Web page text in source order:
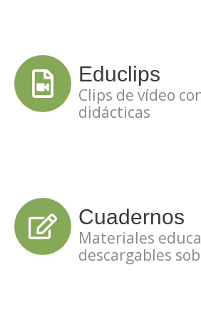
Educlips
Clips de vídeo
didácticas
Cuadernos
Materiales
descargables